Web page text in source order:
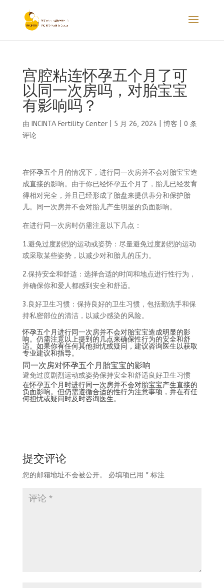
宫腔粘连怀孕五个月了可
以同一次房吗，对胎宝宝
有影响吗？
由 INCINTA Fertility Center| 5 月 26, 2024| 博客
0 条
评论
在怀孕五个月的情况下，进行同一次房并不会对胎宝宝造
成直接的影响。由于你已经怀孕五个月了，胎儿已经发育
得相对完全，并且已经形成了胎盘来提供养分和保护胎
儿。同一次房并不会对胎儿产生明显的负面影响。
在进行同一次房时仍需注意以下几点：
1.避免过度剧烈的运动或姿势：尽量避免过度剧烈的运动
或采取某些姿势，以减少对和胎儿的压力。
2.保持安全和舒适：选择合适的时间和地点进行性行为，
并确保你和爱人都感到安全和舒适。
3.良好卫生习惯：保持良好的卫生习惯，包括勤洗手和保
持私密部位的清洁，以减少感染的风险。
怀孕五个月进行同一次房并不会对胎宝宝造成明显的影
响。仍需注意以上提到的几点来确保性行为的安全和舒
适。如果你有任何其他担忧或疑问，建议咨询医生以获取
专业建议和指导。
同一次房对怀孕五个月胎宝宝的影响
避免过度剧烈运动或姿势保持安全和舒适良好卫生习惯
在怀孕五个月时进行同一次房并不会对胎宝宝产生直接的
负面影响。但仍需遵循合适的性行为注意事项，并在有任
何担忧或疑问时及时咨询医生。
提交评论
您的邮箱地址不会被公开。 必填项已用 *标注